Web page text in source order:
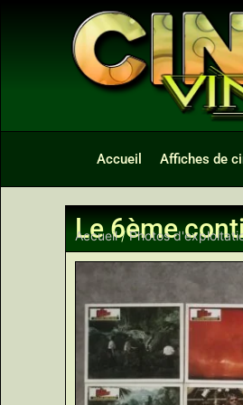
Accueil Affiches de
Le 6ème
Accueil/Photos